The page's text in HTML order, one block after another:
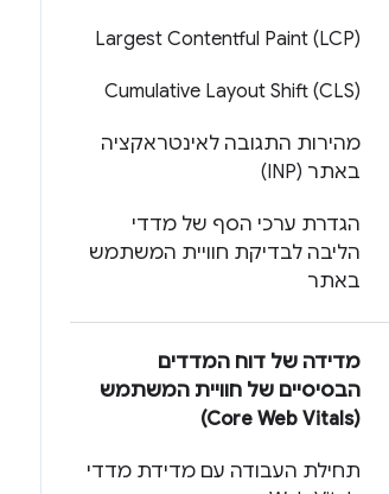
Largest Contentful Paint (LCP)
Cumulative Layout Shift (CLS)
מהירות התגובה לאינטראקציה
באתר (INP)
הגדרת ערכי הסף של מדדי
הליבה לבדיקת חוויית המשתמש
באתר
מדידה של דוח המדדים
הבסיסיים של חוויית המשתמש
(Core Web Vitals)
תחילת העבודה עם מדידת מדדי